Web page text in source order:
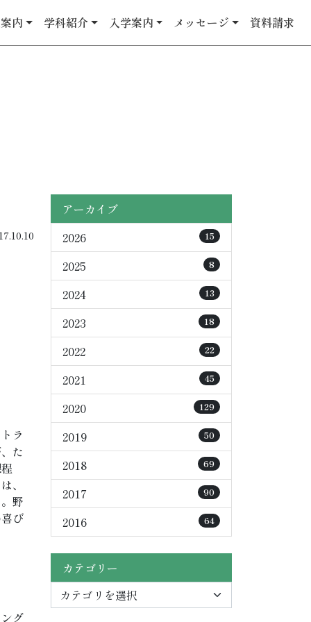
内 学科紹介 入学案内 メッセージ 資料請求
ラ
た
、
野
び
グ
アーカイブ
2026
15
2025 8
2024 13
2023 18
2022 22
2021 45
2020 129
2019 50
2018 69
2017 90
2016 64
カテゴリー